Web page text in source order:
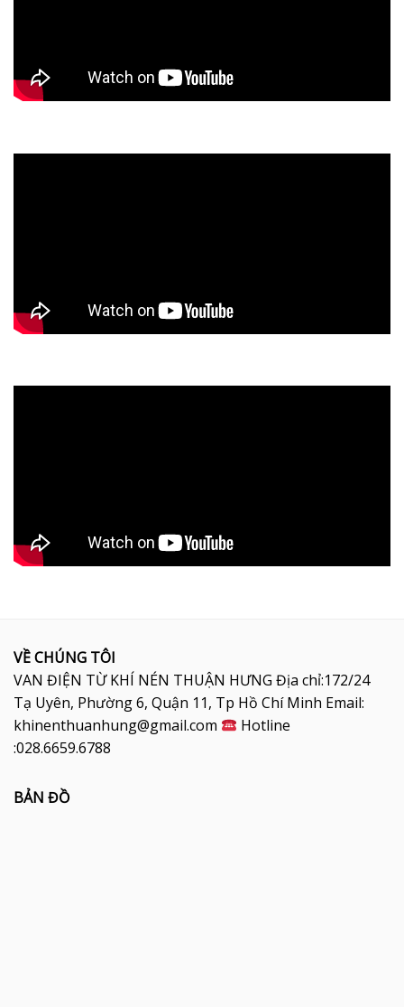
VỀ CHÚNG TÔI
VAN ĐIỆN TỪ KHÍ NÉN THUẬN HƯNG Địa chỉ:172/24
Tạ Uyên, Phường 6, Quận 11, Tp Hồ Chí Minh Email:
khinenthuanhung@gmail.com
Hotline
:028.6659.6788
BẢN ĐỒ